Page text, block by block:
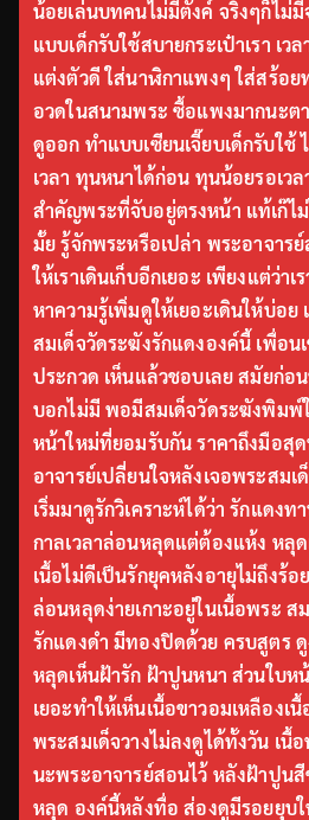
น้อยเล่นบทคนไม่มีตังค์ จริงๆก็ไม่
แบบเด็กรับใช้สบายกระเป๋าเรา เว
แต่งตัวดี ใส่นาฬิกาแพงๆ ใส่สร้อย
อวดในสนามพระ ซื้อแพงมากนะต
ดูออก ทำแบบเซียนเจี๊ยบเด็กรับใช้
เวลา ทุนหนาได้ก่อน ทุนน้อยรอเว
สำคัญพระที่จับอยู่ตรงหน้า แท้เก๊ไ
มั้ย รู้จักพระหรือเปล่า พระอาจาร
ให้เราเดินเก็บอีกเยอะ เพียงแต่ว่า
หาความรู้เพิ่มดูให้เยอะเดินให้บ่อย
สมเด็จวัดระฆังรักแดงองค์นี้ เพื่อน
ประกวด เห็นแล้วชอบเลย สมัยก่อ
บอกไม่มี พอมีสมเด็จวัดระฆังพิมพ์
หน้าใหม่ที่ยอมรับกัน ราคาถึงมือสุ
อาจารย์เปลี่ยนใจหลังเจอพระสม
เริ่มมาดูรักวิเคราะห์ได้ว่า รักแดง
กาลเวลาล่อนหลุดแต่ต้องแห้ง หลุ
เนื้อไม่ดีเป็นรักยุคหลังอายุไม่ถึงร้
ล่อนหลุดง่ายเกาะอยู่ในเนื้อพระ ส
รักแดงดำ มีทองปิดด้วย ครบสูตร
หลุดเห็นฝ้ารัก ฝ้าปูนหนา ส่วนใบห
เยอะทำให้เห็นเนื้อขาวอมเหลืองเ
พระสมเด็จวางไม่ลงดูได้ทั้งวัน เนื้
นะพระอาจารย์สอนไว้ หลังฝ้าปูน
หลุด องค์นี้หลังทื่อ ส่องดูมีรอยยุบใ